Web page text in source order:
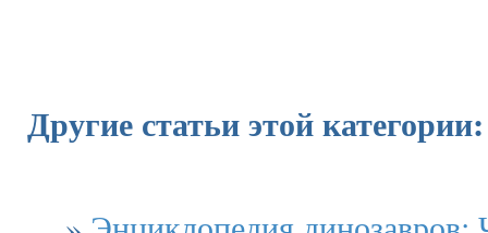
Другие статьи этой категории: